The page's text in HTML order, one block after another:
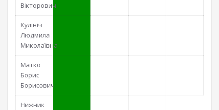
Вікторович
Кулініч
Людмила
Миколаївна
Матко
Борис
Борисович
Нижник